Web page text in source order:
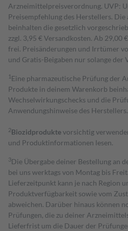
Arzneimittelpreisverordnung. UVP:
Preisempfehlung des Herstellers. Die
beinhalten die gesetzlich
zzgl. 3,95 € Versandkosten. Ab
frei. Preisänderungen und Irrtümer
und Gratis-Beigaben nur solange der
1 Eine pharmazeutische Prüfung der
Produkte in deinem Warenkorb
Wechselwirkungschecks und die
Anwendungshinweise des Herstellers.
2Biozidproduktevorsichtig
und Produktinformationen lesen.
3Die Übergabe deiner Bestellung an
bei uns werktags von Montag bis
Lieferzeitpunkt kann je nach Region
Produktverfügbarkeit sowie vom
abweichen. Darüber hinaus können
Prüfungen, die zu deiner
Lieferfrist um die Dauer der